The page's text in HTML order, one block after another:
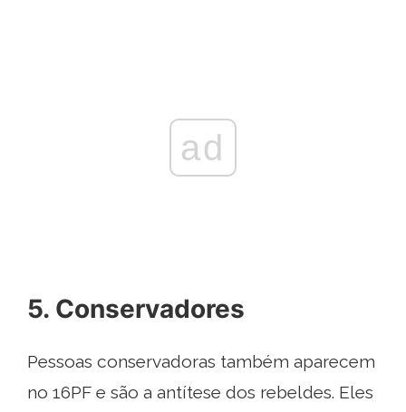
ad
5. Conservadores
Pessoas conservadoras também aparecem
no 16PF e são a antítese dos rebeldes. Eles